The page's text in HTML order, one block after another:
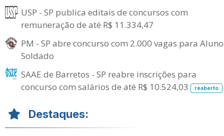
USP - SP publica editais de concursos com
remuneração de até R$ 11.334,47
PM - SP abre concurso com 2.000 vagas para
Soldado
SAAE de Barretos - SP reabre inscrições para
concurso com salários de até R$ 10.524,03
reaberto
Destaques: